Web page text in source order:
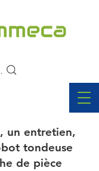
un entretien,
tondeuse
de pièce